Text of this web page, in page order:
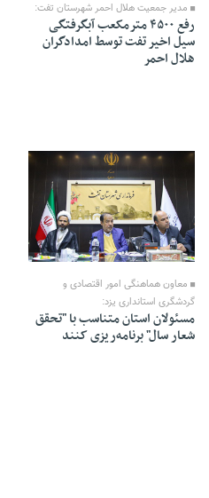
مدیر جمعیت هلال احمر شهرستان تفت:
رفع ۴۵۰۰ مترمکعب آبگرفتگی
سیل اخیر تفت توسط امدادگران
هلال احمر
06 Ordibehesht 1403 - 16:39
معاون هماهنگی امور اقتصادی و
گردشگری استانداری یزد:
مسئولان استان متناسب با "تحقق
شعار سال" برنامه‌ریزی کنند